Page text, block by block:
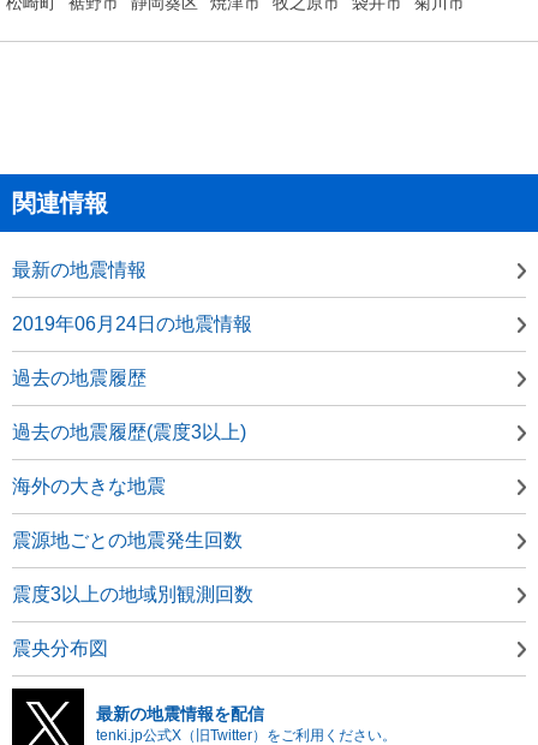
関連情報
最新の地震情報
2019年06月24日の地震情報
過去の地震履歴
過去の地震履歴(震度3以上)
海外の大きな地震
震源地ごとの地震発生回数
震度3以上の地域別観測回数
震央分布図
最新の地震情報を配信
tenki.jp公式X（旧Twitter）をご利用ください。